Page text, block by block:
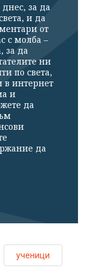
за да
и да
от
с молба –
за да
ни
по света,
в интернет
и
да
да
ученици